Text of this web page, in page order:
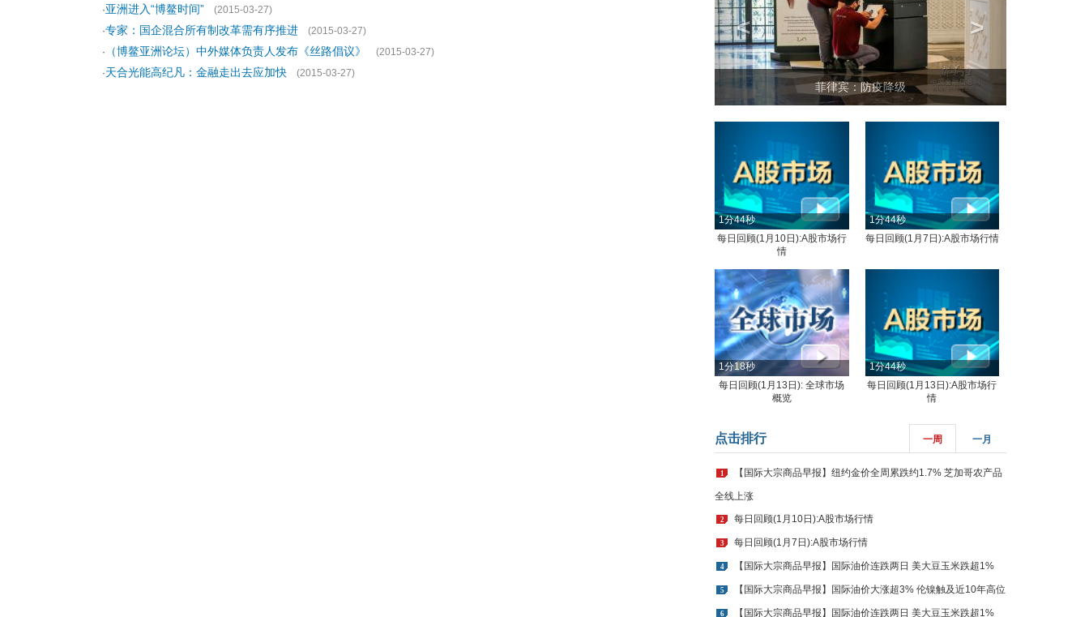
·亚洲进入“博鳌时间”
(2015-03-27)
·专家：国企混合所有制改革需有序推进
(2015-03-27)
·
（博鳌亚洲论坛）中外媒体负责人发布《丝路倡议》
(2015-03-27)
·天合光能高纪凡：金融走出去应加快 (2015-03-27)
菲律宾：防疫降级
< >
1分44秒
每日回顾(1月10日):A股市场行
情
1分44秒
每日回顾(1月7日):A股市场行情
1分18秒
每日回顾(1月13日): 全球市场
概览
1分44秒
每日回顾(1月13日):A股市场行
情
点击排行 一周 一月
1 【国际大宗商品早报】纽约金价全周累跌约1.7% 芝加哥农产品
全线上涨
2 每日回顾(1月10日):A股市场行情
3 每日回顾(1月7日):A股市场行情
4 【国际大宗商品早报】国际油价连跌两日 美大豆玉米跌超1%
5 【国际大宗商品早报】国际油价大涨超3% 伦镍触及近10年高位
6 【国际大宗商品早报】国际油价连跌两日 美大豆玉米跌超1%